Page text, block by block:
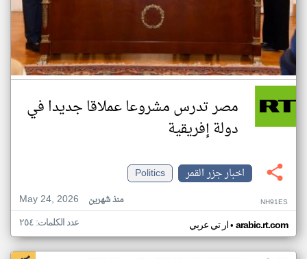
مصر تدرس مشروعا عملاقا جديدا في
دولة إفريقية
اخبار جزر القمر
Politics
May 24, 2026
منذ شهرين NH91ES
ار تي عربي• arabic.rt.com عدد الكلمات: ٢٥٤